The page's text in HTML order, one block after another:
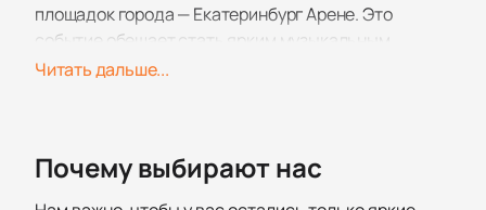
площадок города — Екатеринбург Арене. Это
событие обещает стать ярким музыкальным
событием года, ведь группа возвращается на
В 2024 году группа выпустила новый альбом
Читать дальше...
Почему выбирают нас